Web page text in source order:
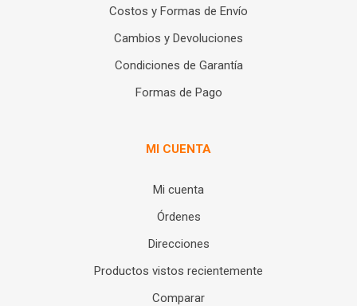
Costos y Formas de Envío
Cambios y Devoluciones
Condiciones de Garantía
Formas de Pago
MI CUENTA
Mi cuenta
Órdenes
Direcciones
Productos vistos recientemente
Comparar